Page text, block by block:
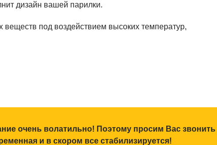
дизайн вашей парилки.
под воздействием высоких температур,
очень волатильно! Поэтому просим Вас звонить
и в скором все стабилизируется!